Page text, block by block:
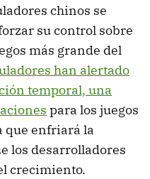
chinos se
su control sobre
más grande del
han alertado
temporal, una
para los juegos
que enfriará la
los desarrolladores
crecimiento.